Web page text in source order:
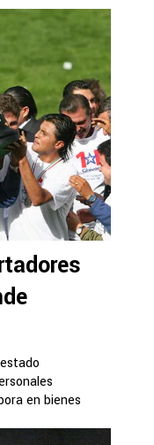
en bienes